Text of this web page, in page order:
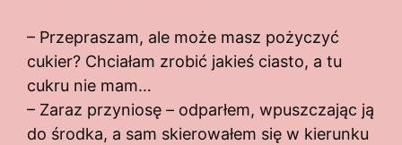
– Przepraszam, ale może masz pożyczyć
cukier? Chciałam zrobić jakieś ciasto, a tu
cukru nie mam…
– Zaraz przyniosę – odparłem, wpuszczając ją
do środka, a sam skierowałem się w kierunku